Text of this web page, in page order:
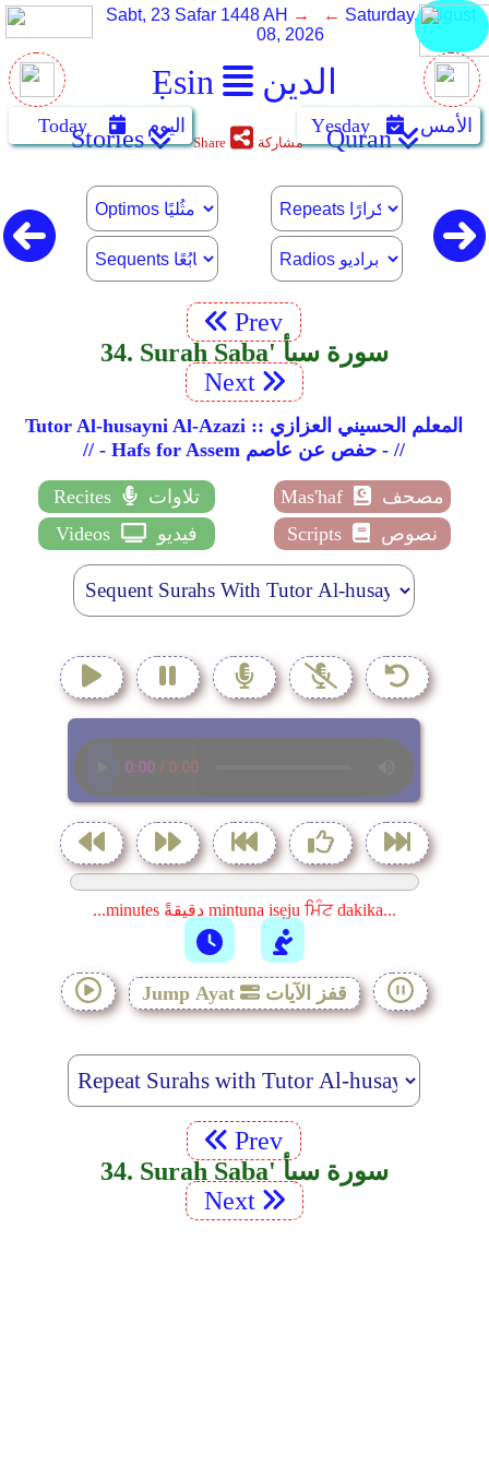
Ẹsin الدين
Sabt, 23 Safar 1448 AH → ← Saturday, August
08, 2026
Today اليوم Yẹsday الأمس Stories Share مشاركة Quran
Prev
34. Surah Saba' سورة سبأ
Next
Tutor Al-husayni Al-Azazi :: المعلم الحسيني العزازي
// - Hafs for Assem حفص عن عاصم - //
Recites تلاوات Mas'haf
مصحف
Videos
فيديو Scripts نصوص
...minutes دقيقةً mintuna isẹju ਮਿੰਟ dakika...
Jump Ayat قفز الآيات
Prev
34. Surah Saba' سورة سبأ
Next